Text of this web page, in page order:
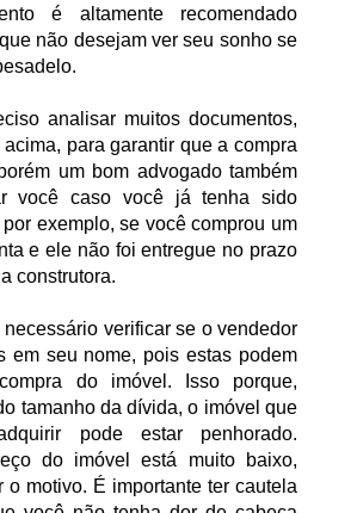
é altamente recomendado
não desejam ver seu sonho se
analisar muitos documentos,
para garantir que a compra
um bom advogado também
você caso você já tenha sido
exemplo, se você comprou um
e ele não foi entregue no prazo
construtora.
necessário verificar se o vendedor
em seu nome, pois estas podem
do imóvel. Isso porque,
tamanho da dívida, o imóvel que
pode estar penhorado.
do imóvel está muito baixo,
o motivo. É importante ter cautela